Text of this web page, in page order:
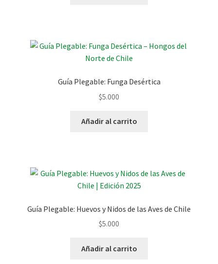
Guía Plegable: Funga Desértica
$5.000
Añadir al carrito
Guía Plegable: Huevos y Nidos de las Aves de Chile
$5.000
Añadir al carrito